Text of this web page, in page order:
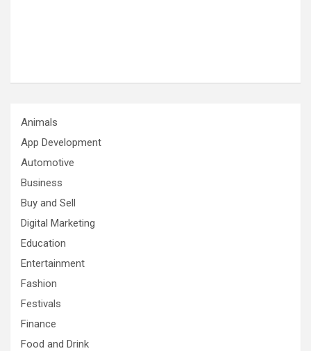
Animals
App Development
Automotive
Business
Buy and Sell
Digital Marketing
Education
Entertainment
Fashion
Festivals
Finance
Food and Drink